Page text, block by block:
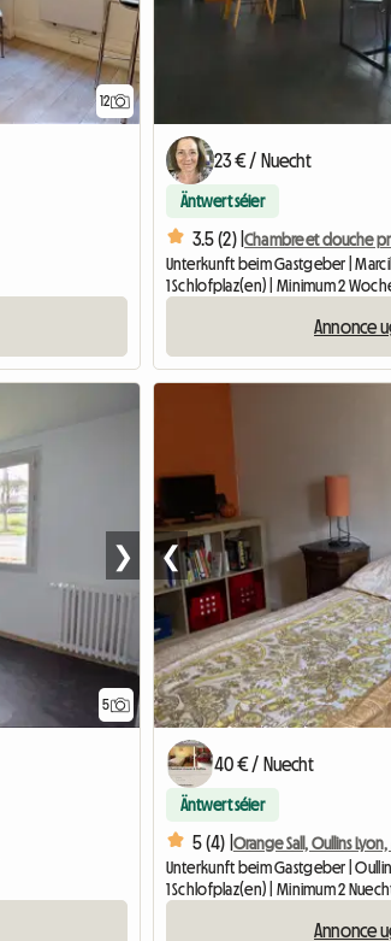
12
23 € / Nuecht
Äntwert séier
3.5 (2) |
Unterkunft beim Gastgeber |
1 Schlofplaz(en) | Minimum 2
Annonce
5
❯ ❮
40 € / Nuecht
Äntwert séier
5 (4) | Orange Sall, Oullins
Unterkunft beim Gastgeber |
1 Schlofplaz(en) | Minimum 2
Annonce